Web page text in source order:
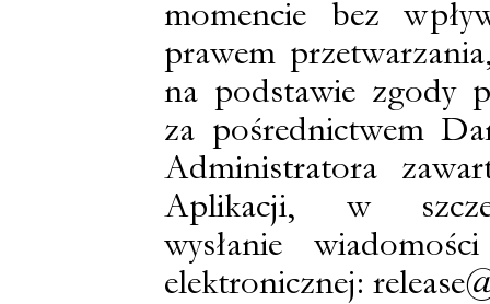
momencie bez
prawem
na podstawie zgody
za pośrednictwem
Administratora
Aplikacji, w
wysłanie
elektronicznej: